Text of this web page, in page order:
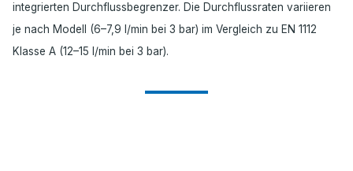
integrierten Durchflussbegrenzer. Die Durchflussraten variieren
je nach Modell (6–7,9 l/min bei 3 bar) im Vergleich zu EN 1112
Klasse A (12–15 l/min bei 3 bar).